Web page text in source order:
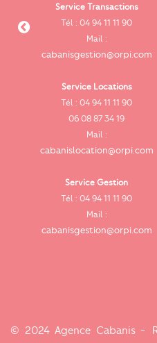
Service Transactions
Tél : 04 94 11 11 90
Mail :
cabanisgestion@orpi.com
Service Locations
Tél : 04 94 11 11 90
06 08 87 34 19
Mail :
cabanislocation@orpi.com
Service Gestion
Tél : 04 94 11 11 90
Mail :
cabanisgestion@orpi.com
© 2024 Agence Cabanis -